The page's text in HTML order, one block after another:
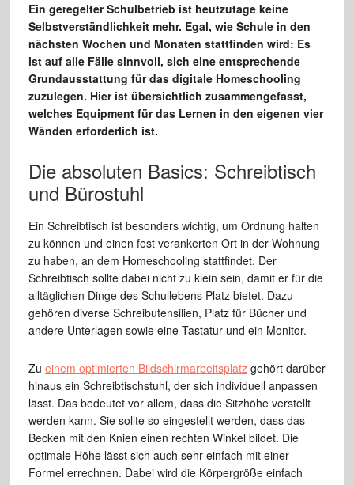
Ein geregelter Schulbetrieb ist heutzutage keine
Selbstverständlichkeit mehr. Egal, wie Schule in den
nächsten Wochen und Monaten stattfinden wird: Es
ist auf alle Fälle sinnvoll, sich eine entsprechende
Grundausstattung für das digitale Homeschooling
zuzulegen. Hier ist übersichtlich zusammengefasst,
welches Equipment für das Lernen in den eigenen vier
Wänden erforderlich ist.
Die absoluten Basics: Schreibtisch
und Bürostuhl
Ein Schreibtisch ist besonders wichtig, um Ordnung halten
zu können und einen fest verankerten Ort in der Wohnung
zu haben, an dem Homeschooling stattfindet. Der
Schreibtisch sollte dabei nicht zu klein sein, damit er für die
alltäglichen Dinge des Schullebens Platz bietet. Dazu
gehören diverse Schreibutensilien, Platz für Bücher und
andere Unterlagen sowie eine Tastatur und ein Monitor.
Zu einem optimierten Bildschirmarbeitsplatzgehört darüber
hinaus ein Schreibtischstuhl, der sich individuell anpassen
lässt. Das bedeutet vor allem, dass die Sitzhöhe verstellt
werden kann. Sie sollte so eingestellt werden, dass das
Becken mit den Knien einen rechten Winkel bildet. Die
optimale Höhe lässt sich auch sehr einfach mit einer
Formel errechnen. Dabei wird die Körpergröße einfach